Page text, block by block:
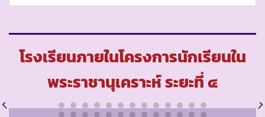
โรงเรียนภายในโครงการนักเรียนใน
พระราชานุเคราะห์ ระยะที่ ๔